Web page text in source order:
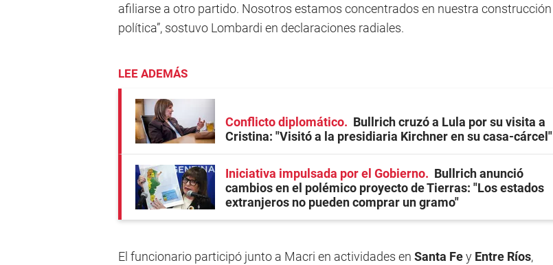
afiliarse a otro partido. Nosotros estamos concentrados en nuestra construcción
política”, sostuvo Lombardi en declaraciones radiales.
LEE ADEMÁS
Conflicto diplomático
Bullrich cruzó a Lula por su visita a
Cristina: "Visitó a la presidiaria Kirchner en su casa-cárcel"
Iniciativa impulsada por el Gobierno
Bullrich anunció
cambios en el polémico proyecto de Tierras: "Los estados
extranjeros no pueden comprar un gramo"
El funcionario participó junto a Macri en actividades en Santa Fey Entre Ríos,